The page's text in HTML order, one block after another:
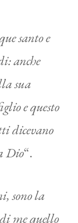
santo e
anche
sua
e questo
dicevano
Dio“.
sono la
me quello